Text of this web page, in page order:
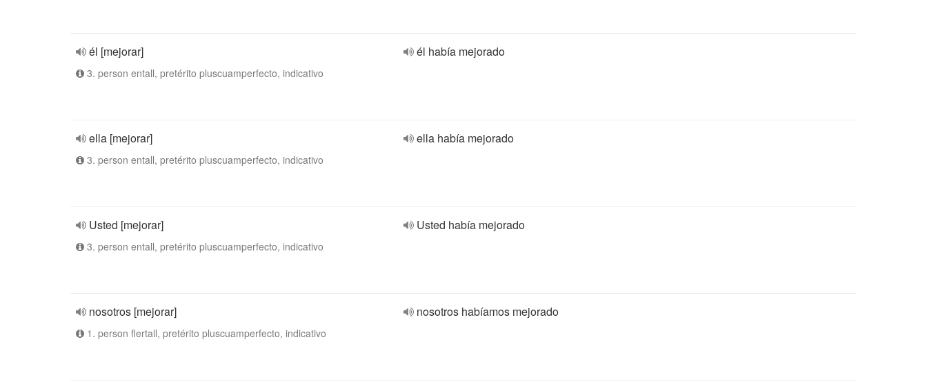
él [mejorar]
3. person entall, pretérito pluscuamperfecto, indicativo
él había mejorado
ella [mejorar]
3. person entall, pretérito pluscuamperfecto, indicativo
ella había mejorado
Usted [mejorar]
3. person entall, pretérito pluscuamperfecto, indicativo
Usted había mejorado
nosotros [mejorar]
1. person flertall, pretérito pluscuamperfecto, indicativo
nosotros habíamos mejorado